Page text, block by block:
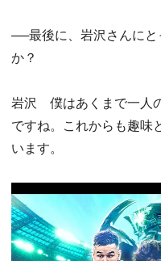
──最後に、岩沢さんにと
か？
岩沢 僕はあくまで一人
ですね。これからも趣味
います。